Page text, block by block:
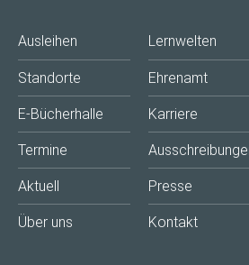
Ausleihen
Standorte
E-Bücherhalle
Termine
Aktuell
Über uns
Lernwelten
Ehrenamt
Karriere
Presse
Kontakt